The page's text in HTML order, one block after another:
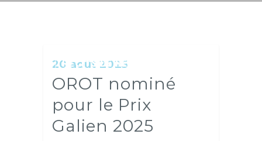
RÉCITS DE RÉUSSITES
20 août 2025
OROT nominé
pour le Prix
Galien 2025